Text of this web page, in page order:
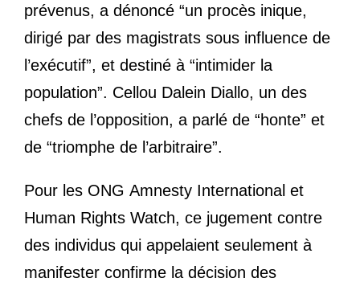
prévenus, a dénoncé “un procès inique,
dirigé par des magistrats sous influence de
l’exécutif”, et destiné à “intimider la
population”. Cellou Dalein Diallo, un des
chefs de l’opposition, a parlé de “honte” et
de “triomphe de l’arbitraire”.
Pour les ONG Amnesty International et
Human Rights Watch, ce jugement contre
des individus qui appelaient seulement à
manifester confirme la décision des